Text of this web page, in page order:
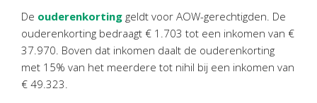
De ouderenkorting geldt voor AOW-gerechtigden. De
ouderenkorting bedraagt € 1.703 tot een inkomen van €
37.970. Boven dat inkomen daalt de ouderenkorting
met 15% van het meerdere tot nihil bij een inkomen van
€ 49.323.